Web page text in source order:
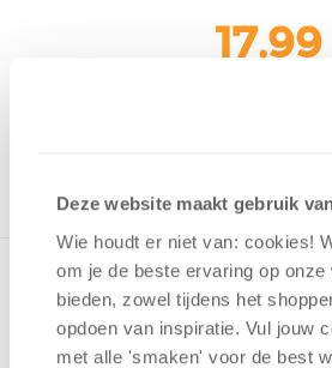
Deze website maakt gebruik
Wie houdt er niet van: cookies!
om je de beste ervaring op onze
bieden, zowel tijdens het
opdoen van inspiratie. Vul jouw
met alle 'smaken' voor de best
17,99
ONTVANG 170
v.a. 12 jaar